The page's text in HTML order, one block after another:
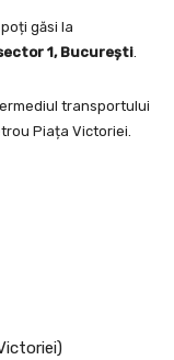
găsi la
1, București.
transportului
Piața Victoriei.